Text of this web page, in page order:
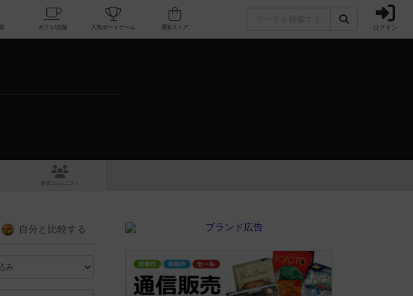
掲示板一覧 カフェ/店舗 人気ボードゲーム ログイン
コミュニティ
自分と 比較する